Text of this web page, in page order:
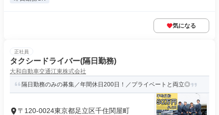
気になる
正社員
タクシードライバー(隔日勤務)
大和自動車交通江東株式会社
隔日勤務のみの募集／年間休日200日！／プライベートと両立◎
〒120-0024東京都足立区千住関屋町